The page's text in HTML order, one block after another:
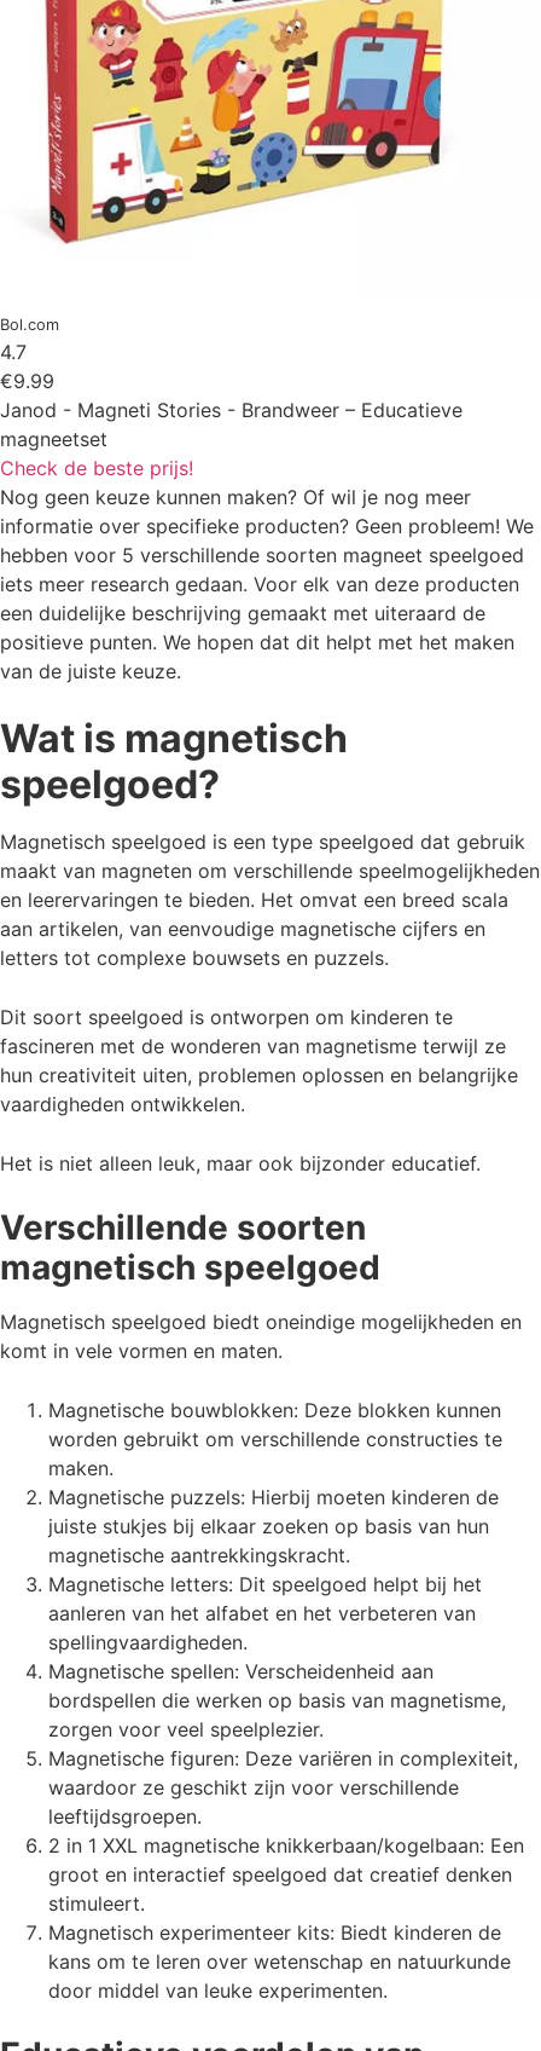
Bol.com
4.7
€9.99
Janod - Magneti Stories - Brandweer – Educatieve
magneetset
Check de beste prijs!
Nog geen keuze kunnen maken? Of wil je nog meer
informatie over specifieke producten? Geen probleem! We
hebben voor 5 verschillende soorten magneet speelgoed
iets meer research gedaan. Voor elk van deze producten
een duidelijke beschrijving gemaakt met uiteraard de
positieve punten. We hopen dat dit helpt met het maken
van de juiste keuze.
Wat is magnetisch
speelgoed?
Magnetisch speelgoed is een type speelgoed dat gebruik
maakt van magneten om verschillende speelmogelijkheden
en leerervaringen te bieden. Het omvat een breed scala
aan artikelen, van eenvoudige magnetische cijfers en
letters tot complexe bouwsets en puzzels.
Dit soort speelgoed is ontworpen om kinderen te
fascineren met de wonderen van magnetisme terwijl ze
hun creativiteit uiten, problemen oplossen en belangrijke
vaardigheden ontwikkelen.
Het is niet alleen leuk, maar ook bijzonder educatief.
Verschillende soorten
magnetisch speelgoed
Magnetisch speelgoed biedt oneindige mogelijkheden en
komt in vele vormen en maten.
Magnetische bouwblokken: Deze blokken kunnen
worden gebruikt om verschillende constructies te
maken.
Magnetische puzzels: Hierbij moeten kinderen de
juiste stukjes bij elkaar zoeken op basis van hun
magnetische aantrekkingskracht.
Magnetische letters: Dit speelgoed helpt bij het
aanleren van het alfabet en het verbeteren van
spellingvaardigheden.
Magnetische spellen: Verscheidenheid aan
bordspellen die werken op basis van magnetisme,
zorgen voor veel speelplezier.
Magnetische figuren: Deze variëren in complexiteit,
waardoor ze geschikt zijn voor verschillende
leeftijdsgroepen.
2 in 1 XXL magnetische knikkerbaan/kogelbaan: Een
groot en interactief speelgoed dat creatief denken
stimuleert.
Magnetisch experimenteer kits: Biedt kinderen de
kans om te leren over wetenschap en natuurkunde
door middel van leuke experimenten.